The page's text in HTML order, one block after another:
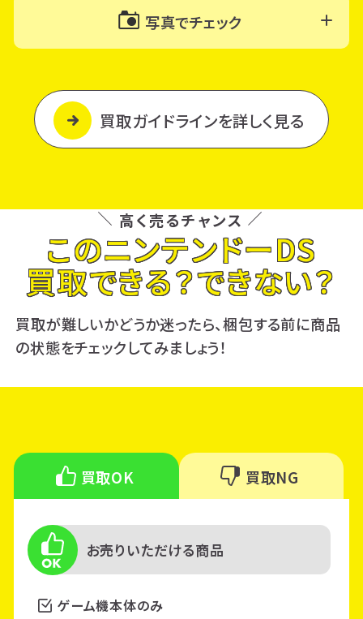
写真でチェック
買取ガイドラインを詳しく見る
高く売るチャンス
このニンテンドーDS
買取できる？できない？
買取が難しいかどうか迷ったら、梱包する前に商品
の状態をチェックしてみましょう！
買取OK 買取NG
お売りいただける商品
ゲーム機本体のみ